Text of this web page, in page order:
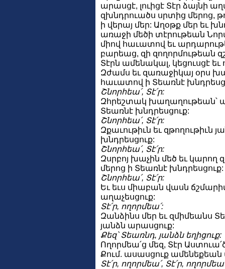
արասցէ, լուիցէ Տէր ձայնի
զխնդրուածս սրտից մերոց,
ի վերայ մեր: Աղօթք մեր եւ
առաջի մեծի տէրութեան
միով հաւատով եւ
բարեաց, զի զողորմութեան
Տէրն ամենակալ, կեցուսցէ եւ
Զժամս եւ զառաջիկայ օրս
հաւատով ի Տեառնէ
Շնորհեա՛, Տէ՛ր:
Զհրեշտակ խաղաղութեան՝
Տեառնէ խնդրեսցուք:
Շնորհեա՛, Տէ՛ր:
Զքաւութիւն եւ զթողութիւն
խնդրեսցուք:
Շնորհեա՛, Տէ՛ր:
Զսրբոյ խաչին մեծ եւ կարող
մերոց ի Տեառնէ խնդրեսցուք:
Շնորհեա՛, Տէ՛ր:
Եւ եւս միաբան վասն
աղաչեսցուք:
Տէ՛ր, ողորմեա՛:
Զանձինս մեր եւ զմիմեանս
յանձն արասցուք:
Քեզ՝ Տեառնդ, յանձն եղիցուք:
Ողորմեա՛ց մեզ, Տէր
Քում. ասասցուք
Տէ՛ր, ողորմեա՛, Տէ՛ր,